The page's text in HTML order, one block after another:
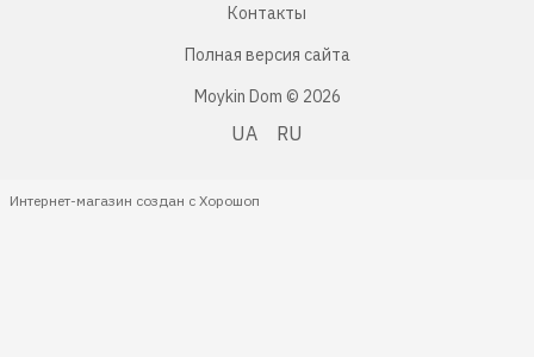
Контакты
Полная версия сайта
Moykin Dom © 2026
UA RU
Интернет-магазин создан с Хорошоп